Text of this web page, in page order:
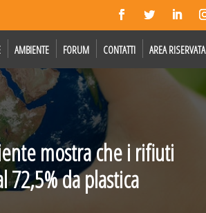
AMBIENTE FORUM CONTATTI AREA RISERVATA
mostra che i rifiuti
72,5% da plastica